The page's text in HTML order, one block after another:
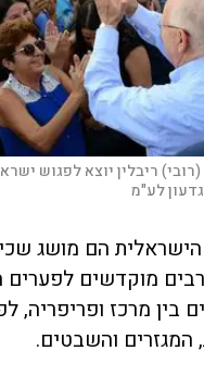
ריבלין יוצא לפגוש
לע"מ
הם מושג
רבים מוקדשים לפערים
בין מרכז ופריפריה,
המגזרים והשבטים.